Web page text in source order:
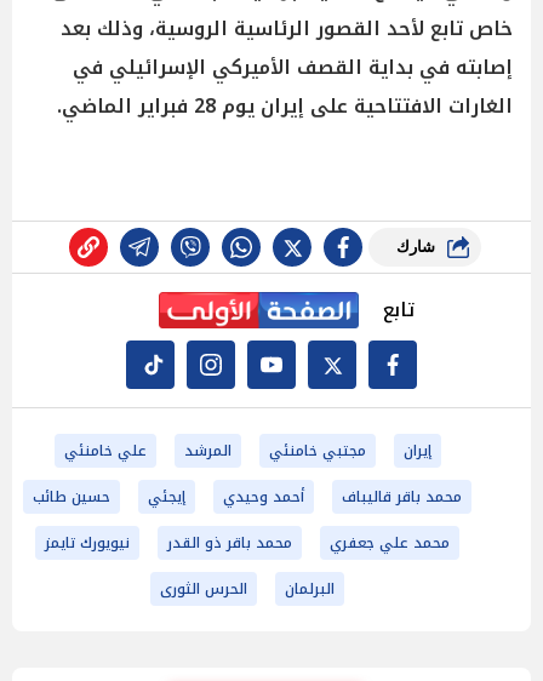
خاص تابع لأحد القصور الرئاسية الروسية، وذلك بعد
إصابته في بداية القصف الأميركي الإسرائيلي في
الغارات الافتتاحية على إيران يوم 28 فبراير الماضي.
شارك
تابع
إيران مجتبي خامنئي المرشد
علي خامنئي
محمد باقر قاليباف
أحمد وحيدي إيجئي
حسين طائب
محمد علي جعفري
محمد باقر ذو القدر
نيويورك تايمز
البرلمان
الحرس الثورى